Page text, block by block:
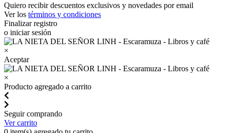
Quiero recibir descuentos exclusivos y novedades por email
Ver los términos y condiciones
Finalizar registro
o iniciar sesión
×
Aceptar
×
Producto agregado a carrito
Seguir comprando
Ver carrito